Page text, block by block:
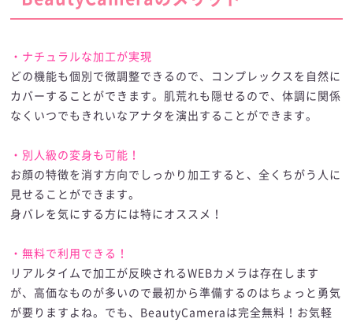
・ナチュラルな加工が実現
どの機能も個別で微調整できるので、コンプレックスを自然に
カバーすることができます。肌荒れも隠せるので、体調に関係
なくいつでもきれいなアナタを演出することができます。
・別人級の変身も可能！
お顔の特徴を消す方向でしっかり加工すると、全くちがう人に
見せることができます。
身バレを気にする方には特にオススメ！
・無料で利用できる！
リアルタイムで加工が反映されるWEBカメラは存在します
が、高価なものが多いので最初から準備するのはちょっと勇気
が要りますよね。でも、BeautyCameraは完全無料！お気軽